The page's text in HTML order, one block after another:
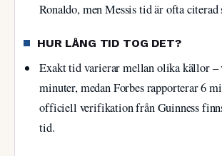
Ronaldo, men Messis tid är ofta citerad
HUR LÅNG TID TOG DET?
Exakt tid varierar mellan olika källor –
minuter, medan Forbes rapporterar 6
officiell verifikation från Guinness
tid.